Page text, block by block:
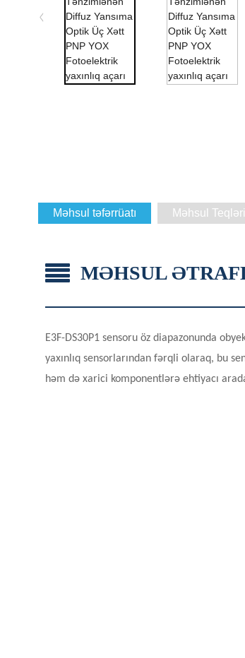
Məhsul təfərrüatı Məhsul Teqləri
MƏHSUL
E3F-DS30P1 sensoru öz diapazonunda
yaxınlıq sensorlarından fərqli olaraq, bu
həm də xarici komponentlərə ehtiyacı